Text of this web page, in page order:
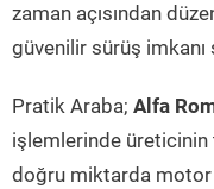
zaman açısından
güvenilir sürüş imkanı
Pratik Araba; Alfa
işlemlerinde
doğru miktarda motor